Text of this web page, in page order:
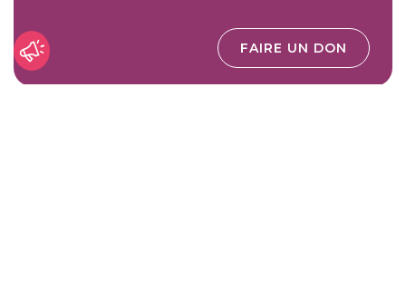
FAIRE UN DON